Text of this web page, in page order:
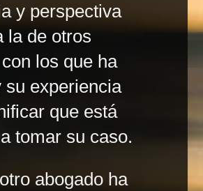
y perspectiva
la de otros
los que ha
su experiencia
que está
tomar su caso.
abogado ha